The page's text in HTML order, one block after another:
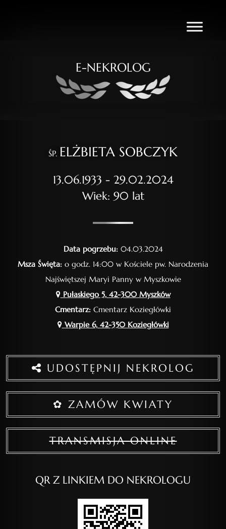
E-NEKROLOG
ŚP. ELŻBIETA SOBCZYK
13.06.1933 - 29.02.2024
Wiek: 90 lat
Data pogrzebu:04.03.2024
Msza Święta: o godz. 14:00 w Kościele pw. Narodzenia
Najświętszej Maryi Panny w Myszkowie
Pułaskiego 5, 42-300 Myszków
Cmentarz: Cmentarz Koziegłówki
Warpie 6, 42-350 Koziegłówki
UDOSTĘPNIJ NEKROLOG
✿ ZAMÓW KWIATY
TRANSMISJA ONLINE
QR Z LINKIEM DO NEKROLOGU